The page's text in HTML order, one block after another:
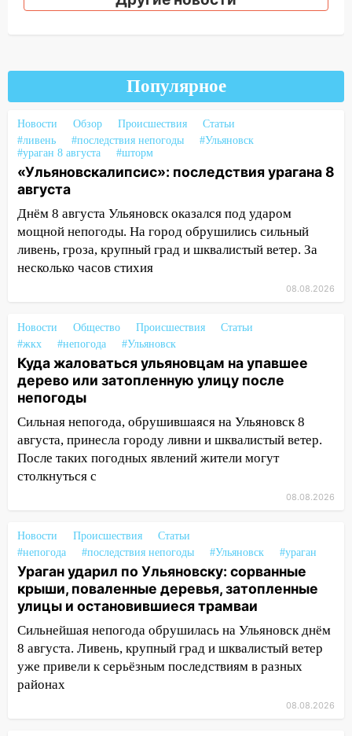
На Нижней Террасе мощным
ветром вырвало дерево с корнем
13:46
Сильный ветер сорвал крышу с
СТО на проспекте Созидателей
13:35 Непогода продолжает бить по
транспорту: в Ульяновске трамвай
сошёл с рельсов
13:22 Упавшие деревья перекрыли
дороги в Ульяновске: фото
сохранятся 9 августа
13:15 Трижды «брал в долг» без спроса:
житель Вешкаймского района похитил у
знакомого 191 тысячу рублей
13:14
Ураган оторвал светофор на
проспекте Филатова в Ульяновске
13:12 Дерево пробило крышу дома на
Новгородской в Ульяновске и рухнуло
упало во дворе
13:08 Ураган ударил по Ульяновску:
сорванные крыши, поваленные деревья,
затопленные улицы и остановившиеся
12:17 Ульяновск накрыл крупный град:
после ливня город снова уходит под
воду
Прокуратура взяла на контроль
Популярное
Новости Обзор Происшествия
Статьи
#ливень
#последствия непогоды
#Ульяновск
#ураган 8 августа
#шторм
«Ульяновскалипсис»: последствия урагана 8
августа
Днём 8 августа Ульяновск оказался под ударом
мощной непогоды. На город обрушились сильный
ливень, гроза, крупный град и шквалистый ветер. За
несколько часов стихия
08.08.2026
Новости Общество Происшествия
Статьи
#жкх
#непогода #Ульяновск
Куда жаловаться ульяновцам на упавшее
дерево или затопленную улицу после
непогоды
Сильная непогода, обрушившаяся на Ульяновск 8
августа, принесла городу ливни и шквалистый ветер.
После таких погодных явлений жители могут
столкнуться с
08.08.2026
Новости Происшествия
Статьи
#непогода
#последствия непогоды #Ульяновск #ураган
Ураган ударил по Ульяновску: сорванные
крыши, поваленные деревья, затопленные
улицы и остановившиеся трамваи
Сильнейшая непогода обрушилась на Ульяновск днём
8 августа. Ливень, крупный град и шквалистый ветер
уже привели к серьёзным последствиям в разных
районах
08.08.2026